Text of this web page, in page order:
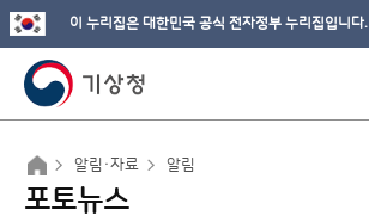
이 누리집은 대한민국 공식 전자정부 누리집입니다.
알림·자료 알림
포토뉴스